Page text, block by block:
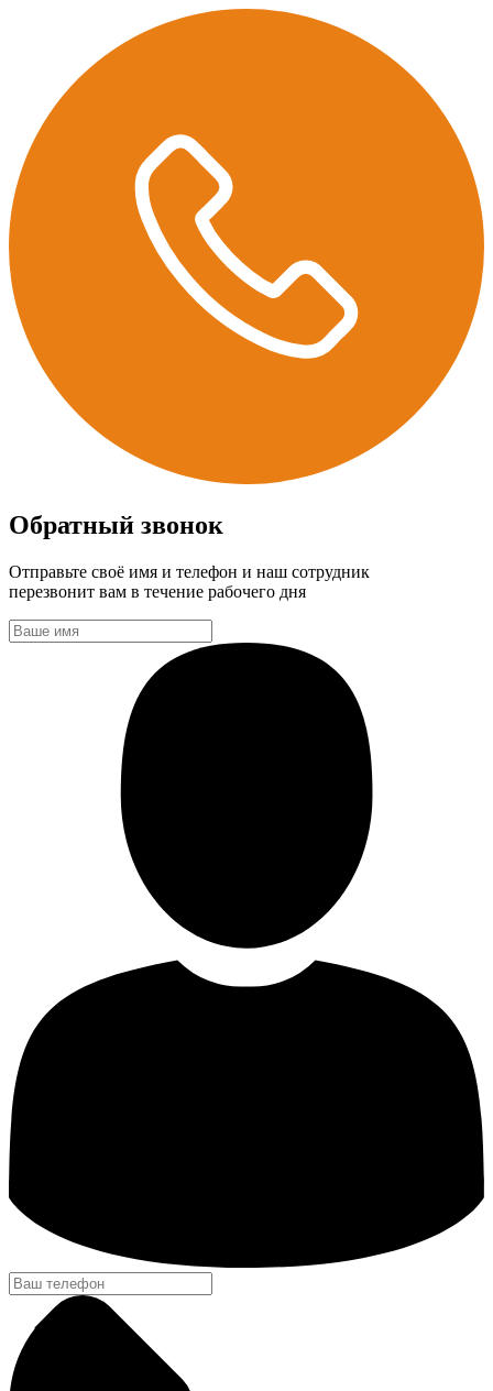
Обратный звонок
Отправьте своё имя и телефон и наш сотрудник
перезвонит вам в течение рабочего дня